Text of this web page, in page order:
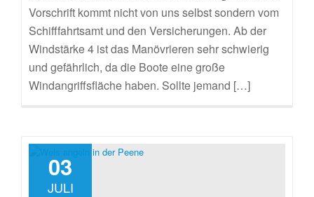
Vorschrift kommt nicht von uns selbst sondern vom
Schifffahrtsamt und den Versicherungen. Ab der
Windstärke 4 ist das Manövrieren sehr schwierig
und gefährlich, da die Boote eine große
Windangriffsfläche haben. Sollte jemand […]
03
JULI